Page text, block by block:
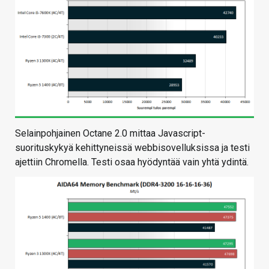
Selainpohjainen Octane 2.0 mittaa Javascript-
suorituskykyä kehittyneissä webbisovelluksissa ja testi
ajettiin Chromella. Testi osaa hyödyntää vain yhtä ydintä.